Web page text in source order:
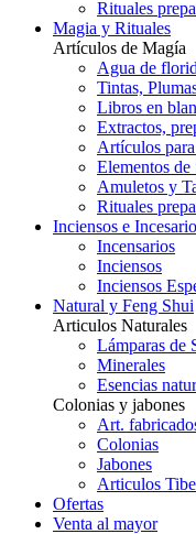
Rituales
Magia y Rituales
Artículos de Magía
Agua de
Tintas,
Libros en
Extractos,
Artículos
Elementos de
Amuletos y
Rituales
Inciensos e
Incensarios
Inciensos
Inciensos
Natural y Feng Shui
Articulos Naturales
Lámparas de
Minerales
Esencias
Colonias y jabones
Art.
Colonias
Jabones
Articulos
Ofertas
Venta al mayor